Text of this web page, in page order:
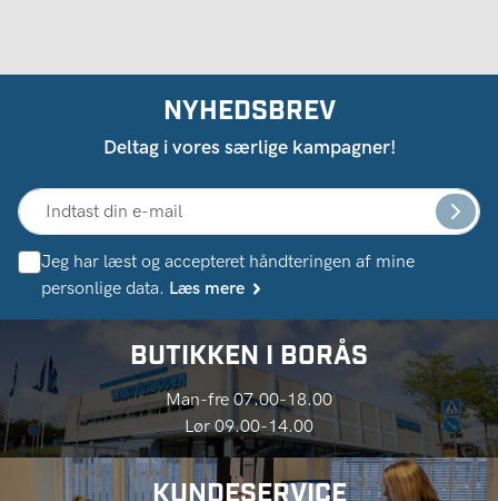
NYHEDSBREV
Deltag i vores særlige kampagner!
Jeg har læst og accepteret håndteringen af ​​mine
personlige data. Læs mere
BUTIKKEN I BORÅS
Man-fre 07.00-18.00
Lør 09.00-14.00
KUNDESERVICE